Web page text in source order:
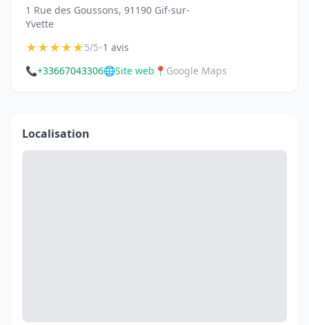
1 Rue des Goussons, 91190 Gif-sur-
Yvette
★★★★★5/5•1 avis
📞+33667043306🌐Site web 📍 Google Maps
Localisation